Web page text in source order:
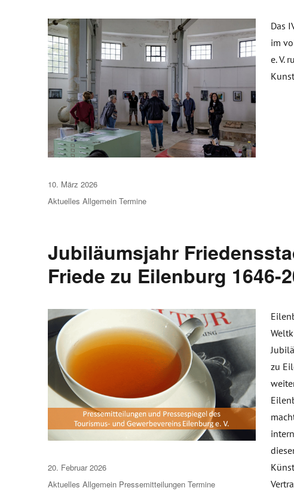
Das
im
e. V.
Veröffentlicht
am
10. März 2026
Aktuelles Allgemein Termine
Jubiläumsjahr
Friede zu Eilenburg 1646-
zu
Veröffentlicht
am
20. Februar 2026
Aktuelles Allgemein Pressemitteilungen Termine